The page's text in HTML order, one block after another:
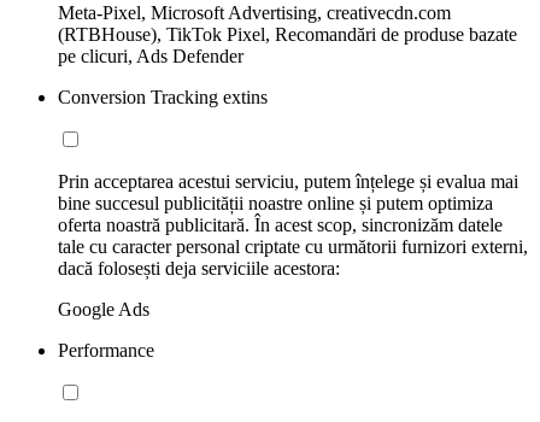
Meta-Pixel, Microsoft Advertising, creativecdn.com
(RTBHouse), TikTok Pixel, Recomandări de produse bazate
pe clicuri, Ads Defender
Conversion Tracking extins
Prin acceptarea acestui serviciu, putem înțelege și evalua mai
bine succesul publicității noastre online și putem optimiza
oferta noastră publicitară. În acest scop, sincronizăm datele
tale cu caracter personal criptate cu următorii furnizori externi,
dacă folosești deja serviciile acestora:
Google Ads
Performance